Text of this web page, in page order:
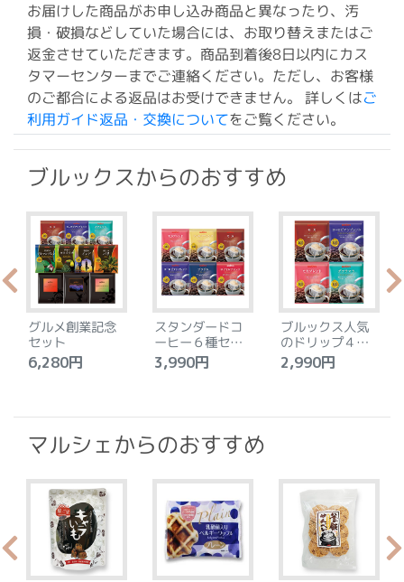
お届けした商品がお申し込み商品と異なったり、汚
損・破損などしていた場合には、お取り替えまたはご
返金させていただきます。商品到着後8日以内にカス
タマーセンターまでご連絡ください。ただし、お客様
のご都合による返品はお受けできません。 詳しくはご
利用ガイド返品・交換についてをご覧ください。
ブルックスからのおすすめ
グルメ創業記念
セット
6,280円
スタンダードコ
ーヒー６種セッ
ト
3,990円
ブルックス人気
のドリップ４種
セット
2,990円
マルシェからのおすすめ